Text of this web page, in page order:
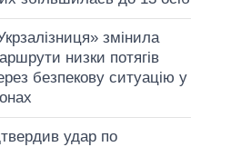
змінила
низки потягів
безпекову ситуацію у
удар по